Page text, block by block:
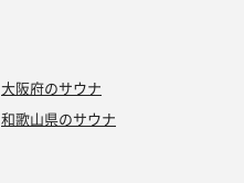
大阪府のサウナ
和歌山県のサウナ